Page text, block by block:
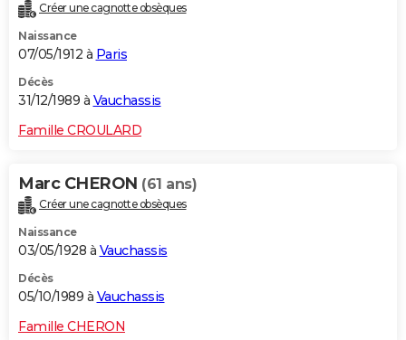
Créer une cagnotte obsèques
Naissance
07/05/1912 à Paris
Décès
31/12/1989 à Vauchassis
Famille CROULARD
Marc CHERON (61 ans)
Créer une cagnotte obsèques
Naissance
03/05/1928 à Vauchassis
Décès
05/10/1989 à Vauchassis
Famille CHERON